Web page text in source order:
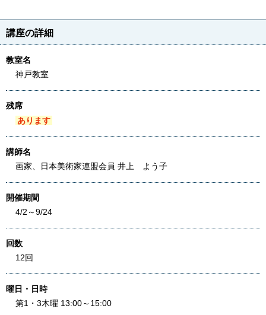
講座の詳細
教室名
神戸教室
残席
あります
講師名
画家、日本美術家連盟会員 井上 よう子
開催期間
4/2～9/24
回数
12回
曜日・日時
第1・3木曜 13:00～15:00